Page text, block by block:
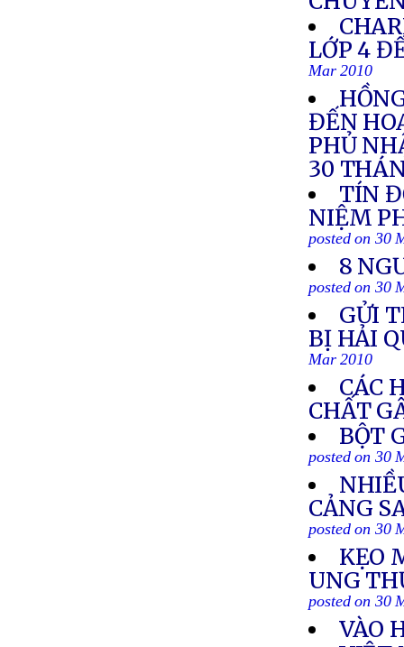
LỚP 4
Mar 2010
ĐẾN
PHỦ
30
TÍN
NIỆM
posted on 30
8
posted on 30
GỬI
BỊ HẢI
Mar 2010
CÁC
CHẤT
BỘT
posted on 30
CẢNG
posted on 30
KẸO
UNG
posted on 30
VÀO